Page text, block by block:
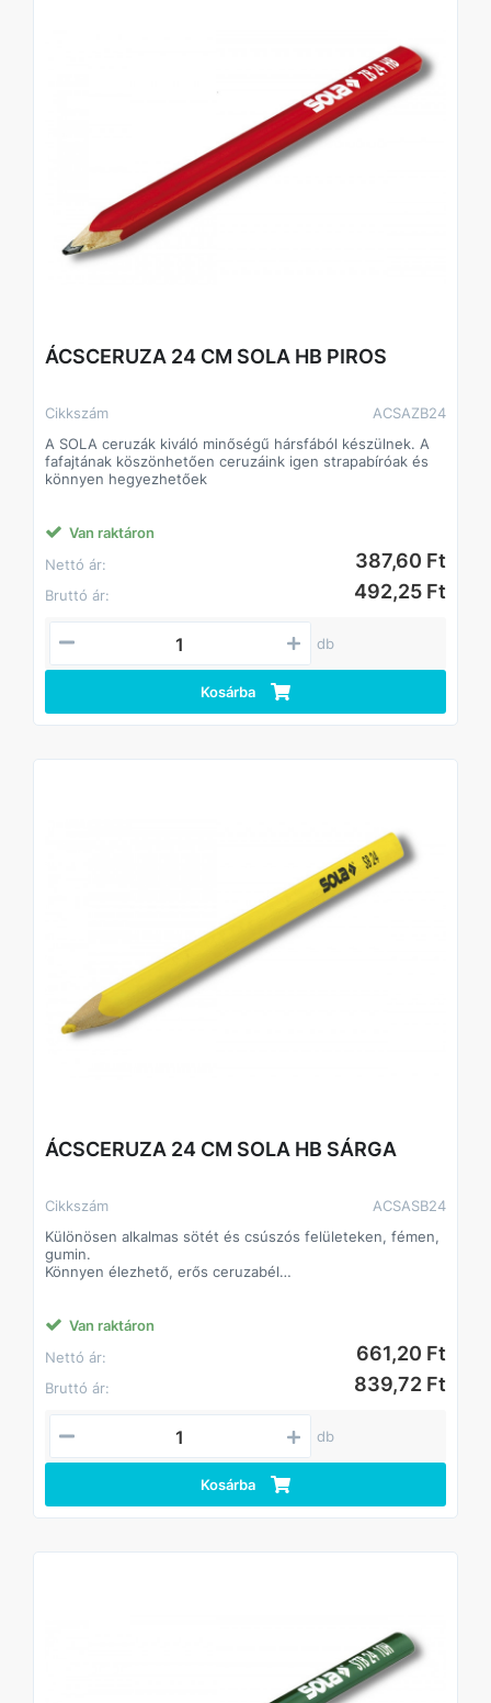
ÁCSCERUZA 24 CM SOLA HB PIROS
Cikkszám
ACSAZB24
A SOLA ceruzák kiváló minőségű hársfából készülnek. A
fafajtának köszönhetően ceruzáink igen strapabíróak és
könnyen hegyezhetőek
Van raktáron
Nettó ár:
387,60 Ft
Bruttó ár: 492,25 Ft
db
Kosárba
ÁCSCERUZA 24 CM SOLA HB SÁRGA
Cikkszám
ACSASB24
Különösen alkalmas sötét és csúszós felületeken, fémen,
gumin.
Könnyen élezhető, erős ceruzabél
Van raktáron
Nettó ár:
661,20 Ft
Bruttó ár: 839,72 Ft
db
Kosárba